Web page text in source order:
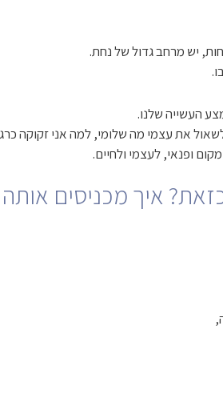
יש מרחב גדול של נחת.
העשייה שלנו.
את עצמי מה שלומי, למה אני זקוקה
ופנאי, לעצמי ולחיים.
איך מכניסים אותה